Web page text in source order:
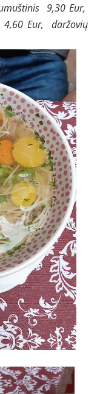
9,30 Eur,
4,60 Eur,daržovių